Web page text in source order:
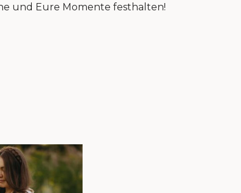
und Eure Momente festhalten!